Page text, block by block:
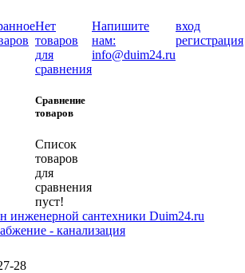
Нет
товаров
для
сравнения
Сравнение
товаров
Список
товаров
для
сравнения
пуст!
Напишите
нам:
info@duim24.ru
вход
регистрация
- канализация
28